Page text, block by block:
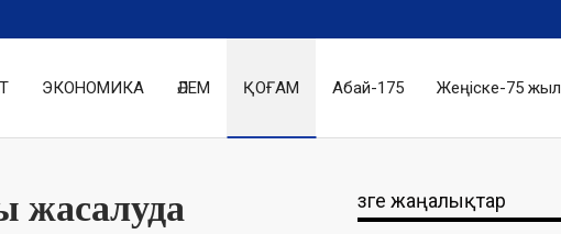
ЭКОНОМИКА ӘЛЕМ ҚОҒАМ Абай-175 Жеңіске-75 жыл
жасалуда Өзге жаңалықтар